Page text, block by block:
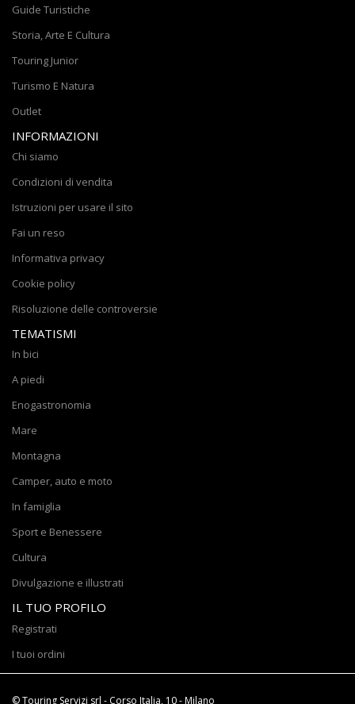
Guide Turistiche
Storia, Arte E Cultura
Touring Junior
Turismo E Natura
Outlet
INFORMAZIONI
Chi siamo
Condizioni di vendita
Istruzioni per usare il sito
Fai un reso
Informativa privacy
Cookie policy
Risoluzione delle controversie
TEMATISMI
In bici
A piedi
Enogastronomia
Mare
Montagna
Camper, auto e moto
In famiglia
Sport e Benessere
Cultura
Divulgazione e illustrati
IL TUO PROFILO
Registrati
I tuoi ordini
© Touring Servizi srl - Corso Italia, 10 - Milano